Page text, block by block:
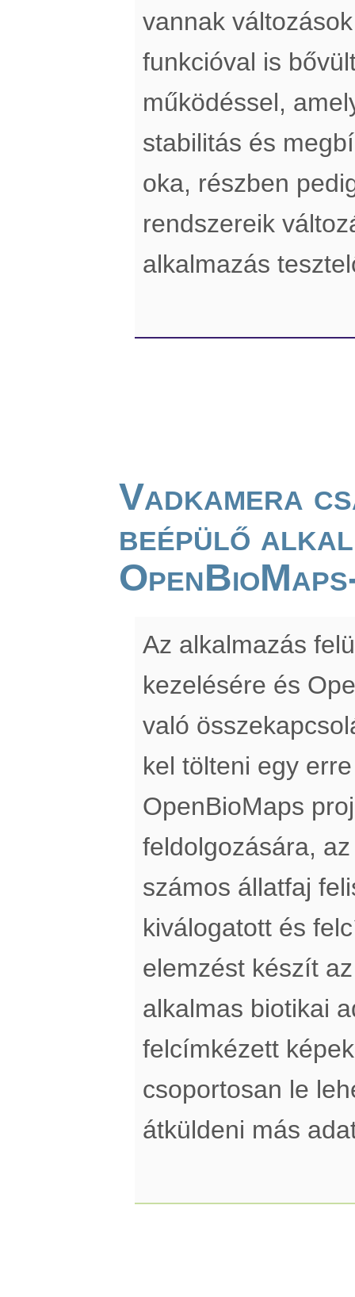
vannak
funkcióval is
működéssel,
stabilitás és
oka, részben
rendszereik
alkalmazás
Vadkamera
beépülő
Az alkalmazás
kezelésére és
való
kel tölteni egy
OpenBioMaps
feldolgozására,
számos állatfaj
kiválogatott és
elemzést készít
alkalmas biotikai
felcímkézett
csoportosan le
átküldeni más